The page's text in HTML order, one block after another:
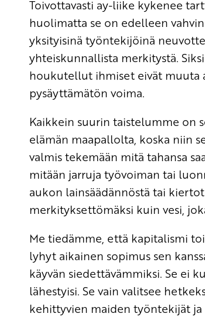
Toivottavasti ay-liike kykenee
huolimatta se on edelleen
yksityisinä työntekijöinä
yhteiskunnallista merkitystä.
houkutellut ihmiset eivät muuta
pysäyttämätön voima.
Kaikkein suurin taistelumme on
elämän maapallolta, koska niin
valmis tekemään mitä tahansa
mitään jarruja työvoiman tai
aukon lainsäädännöstä tai
merkityksettömäksi kuin vesi,
Me tiedämme, että kapitalismi
lyhyt aikainen sopimus sen
käyvän siedettävämmiksi. Se ei
lähestyisi. Se vain valitsee
kehittyvien maiden työntekijät ja